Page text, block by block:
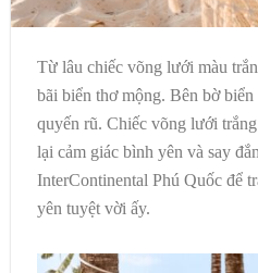
Từ lâu chiếc võng lưới màu
bãi biển thơ mộng. Bên bờ
quyến rũ. Chiếc võng lưới
lại cảm giác bình yên và say
InterContinental Phú Quốc để
yên tuyệt vời ấy.